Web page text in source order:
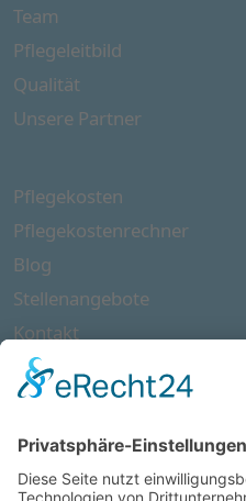
Team
Pflegeleitbild
Qualität
Unsere Partner
Pflegekosten
Pflegekosten­rechner
Blog
Stellen­angebote
Kontakt
Wir sind Mitglied in